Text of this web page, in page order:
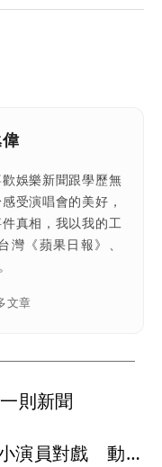
歡娛樂新聞跟學歷無
受演唱會的美好，
真相，我以我的工
灣《蘋果日報》、
文章
則新聞
邱凱偉挑戰台語八點檔！與小演員對戲 動念想再生一個女兒